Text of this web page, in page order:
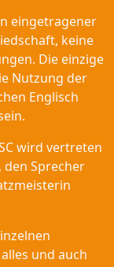
eingetragener
keine
Die einzige
Nutzung der
Englisch
wird vertreten
Sprecher
und auch